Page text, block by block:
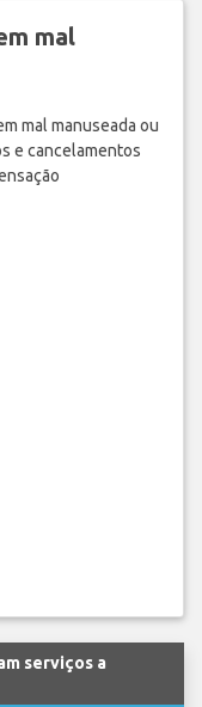
mal
mal manuseada ou
e cancelamentos
serviços a